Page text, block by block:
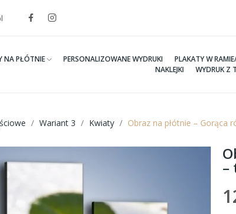
NA PŁÓTNIE PERSONALIZOWANE WYDRUKI PLAKATY W
NAKLEJKI
WYDRUK Z
Wariant 3 Kwiaty Obraz na płótnie – Gorąca
–